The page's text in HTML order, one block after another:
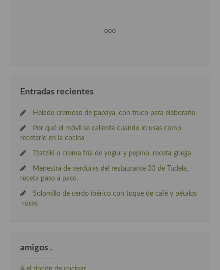
ooo
Entradas recientes
Helado cremoso de papaya, con truco para elaborarlo.
Por qué el móvil se calienta cuando lo usas como
recetario en la cocina
Tzatziki o crema fría de yogur y pepino, receta griega
Menestra de verduras del restaurante 33 de Tudela,
receta paso a paso.
Solomillo de cerdo ibérico con toque de café y pétalos
rosas
amigos .